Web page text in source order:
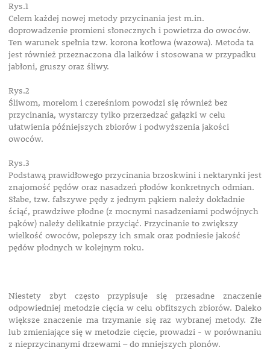
Rys.1
Celem każdej nowej metody przycinania jest m.in.
doprowadzenie promieni słonecznych i powietrza do owoców.
Ten warunek spełnia tzw. korona kotłowa (wazowa). Metoda ta
jest również przeznaczona dla laików i stosowana w przypadku
jabłoni, gruszy oraz śliwy.
Rys.2
Śliwom, morelom i czereśniom powodzi się również bez
przycinania, wystarczy tylko przerzedzać gałązki w celu
ułatwienia późniejszych zbiorów i podwyższenia jakości
owoców.
Rys.3
Podstawą prawidłowego przycinania brzoskwini i nektarynki jest
znajomość pędów oraz nasadzeń płodów konkretnych odmian.
Słabe, tzw. fałszywe pędy z jednym pąkiem należy dokładnie
ściąć, prawdziwe płodne (z mocnymi nasadzeniami podwójnych
pąków) należy delikatnie przyciąć. Przycinanie to zwiększy
wielkość owoców, polepszy ich smak oraz podniesie jakość
pędów płodnych w kolejnym roku.
Niestety zbyt często przypisuje się przesadne znaczenie
odpowiedniej metodzie cięcia w celu obfitszych zbiorów. Daleko
większe znaczenie ma trzymanie się raz wybranej metody. Złe
lub zmieniające się w metodzie cięcie, prowadzi - w porównaniu
z nieprzycinanymi drzewami – do mniejszych plonów.